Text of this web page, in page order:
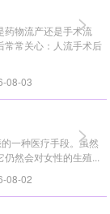
药物流产还是手术流
常常关心：人流手术后
08-03
>
一种医疗手段。虽然
然会对女性的生殖...
08-02
>